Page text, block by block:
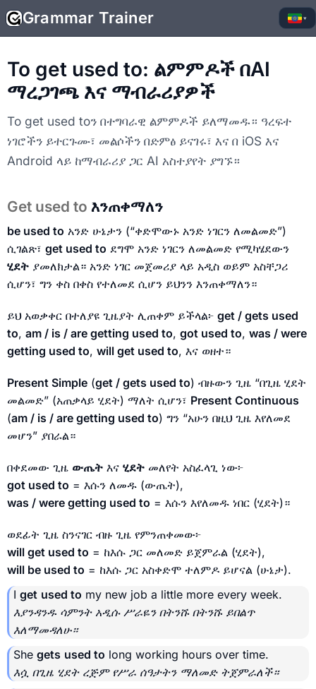
Grammar Trainer ▾
To get used to: ልምምዶች በAI
ማረጋገጫ እና ማብራሪያዎች
To get used toን በተግባራዊ ልምምዶች ይለማመዱ። ዓረፍተ
ነገሮችን ይተርጉሙ፣ መልሶችን በድምፅ ይናገሩ፣ እና በ iOS እና
Android ላይ ከማብራሪያ ጋር AI አስተያየት ያግኙ።
Get used to እንጠቀማለን
be used to አንድ ሁኔታን (“ቀድሞውኑ አንድ ነገርን ለመልመድ”)
ሲገልጽ፣ get used to ደግሞ አንድ ነገርን ለመልመድ የሚካሄደውን
ሂደት ያመለክታል። አንድ ነገር መጀመሪያ ላይ አዲስ ወይም አስቸጋሪ
ሲሆን፣ ግን ቀስ በቀስ የተለመደ ሲሆን ይህንን እንጠቀማለን።
ይህ አወቃቀር በተለያዩ ጊዜያት ሊጠቀም ይችላል፦ get / gets used
to, am / is / are getting used to, got used to, was / were
getting used to, will get used to, እና ወዘተ።
Present Simple (get / gets used to) ብዙውን ጊዜ “በጊዜ ሂደት
መልመድ” (አጠቃላይ ሂደት) ማለት ሲሆን፣ Present Continuous
(am / is / are getting used to) ግን “አሁን በዚህ ጊዜ እየለመደ
መሆን” ያበራል።
በቀደመው ጊዜ ውጤት እና ሂደት መለየት አስፈላጊ ነው፦
got used to = እሱን ለመዱ (ውጤት),
was / were getting used to = እሱን እየለመዱ ነበር (ሂደት)።
ወደፊት ጊዜ ስንናገር ብዙ ጊዜ የምንጠቀመው፦
will get used to = ከእሱ ጋር መለመድ ይጀምራል (ሂደት),
will be used to = ከእሱ ጋር አስቀድሞ ተለምዶ ይሆናል (ሁኔታ).
I get used to my new job a little more every week.
እያንዳንዱ ሳምንት አዲሱ ሥራዬን በትንሹ በትንሹ ይበልጥ
እለማመዳለሁ።
She gets used to long working hours over time.
እሷ በጊዜ ሂደት ረጅም የሥራ ሰዓታትን ማለመድ ትጀምራለች።